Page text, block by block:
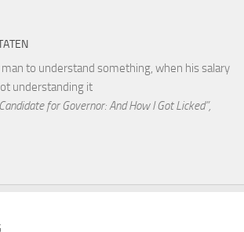
to understand something, when his salary
understanding it
Candidate for Governor: And How I Got Licked”,